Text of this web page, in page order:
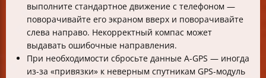
выполните стандартное движение с телефоном —
поворачивайте его экраном вверх и поворачивайте
слева направо. Некорректный компас может
выдавать ошибочные направления.
При необходимости сбросьте данные A-GPS — иногда
из-за «привязки» к неверным спутникам GPS-модуль